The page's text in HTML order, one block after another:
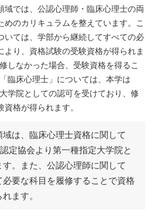
域では、公認心理師・臨床心理士の両
のカリキュラムを整えています。こ
いては、学部から継続してすべての必
より、資格試験の受験資格が得られま
しなかった場合、受験資格を得るこ
臨床心理士」については、本学は
学院としての認可を受けており、修
格が得られます。
域は、臨床心理士資格に関して
定協会より第一種指定大学院と
。また、公認心理師に関して
要な科目を履修することで資格
ます。